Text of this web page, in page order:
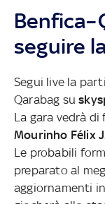
seguire
Segui live la
Qarabag su
La gara vedrà
Mourinho Félix
Le probabili
preparato al
aggiornamenti